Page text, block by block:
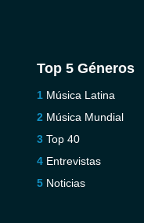
Top 5 Géneros
Música Latina
Música Mundial
Top 40
Entrevistas
Noticias